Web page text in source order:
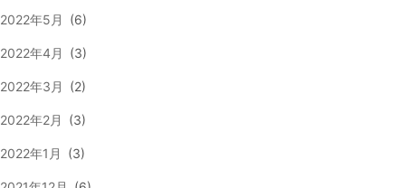
2022年5月 (6)
2022年4月 (3)
2022年3月 (2)
2022年2月 (3)
2022年1月 (3)